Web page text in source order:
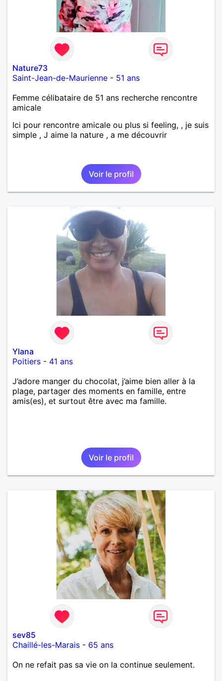
Nature73
Saint-Jean-de-Maurienne - 51 ans
Femme célibataire de 51 ans recherche rencontre
amicale
Ici pour rencontre amicale ou plus si feeling, , je suis
simple , J aime la nature , a me découvrir
Voir le profil
Ylana
Poitiers - 41 ans
J’adore manger du chocolat, j’aime bien aller à la
plage, partager des moments en famille, entre
amis(es), et surtout être avec ma famille.
Voir le profil
sev85
Chaillé-les-Marais - 65 ans
On ne refait pas sa vie on la continue seulement.